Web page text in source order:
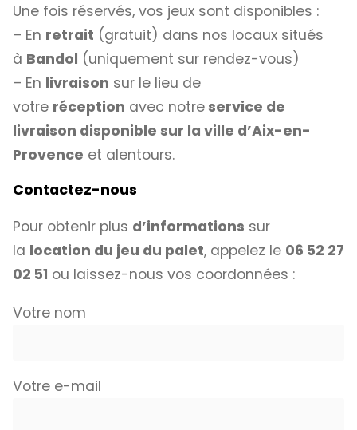
Une fois réservés, vos jeux sont disponibles :
– En retrait (gratuit) dans nos locaux situés
à Bandol (uniquement sur rendez-vous)
– En livraison sur le lieu de
votre réception avec notre service de
livraison disponible sur la ville d’Aix-en-
Provence et alentours.
Contactez-nous
Pour obtenir plus d’informations sur
la location du jeu du palet, appelez le 06 52 27
02 51 ou laissez-nous vos coordonnées :
Votre nom
Votre e-mail